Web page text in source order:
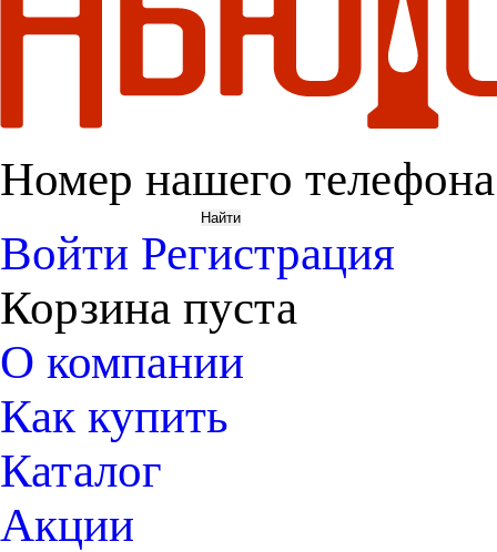
Номер нашего
Войти Регистрация
Корзина пуста
О компании
Как купить
Каталог
Акции